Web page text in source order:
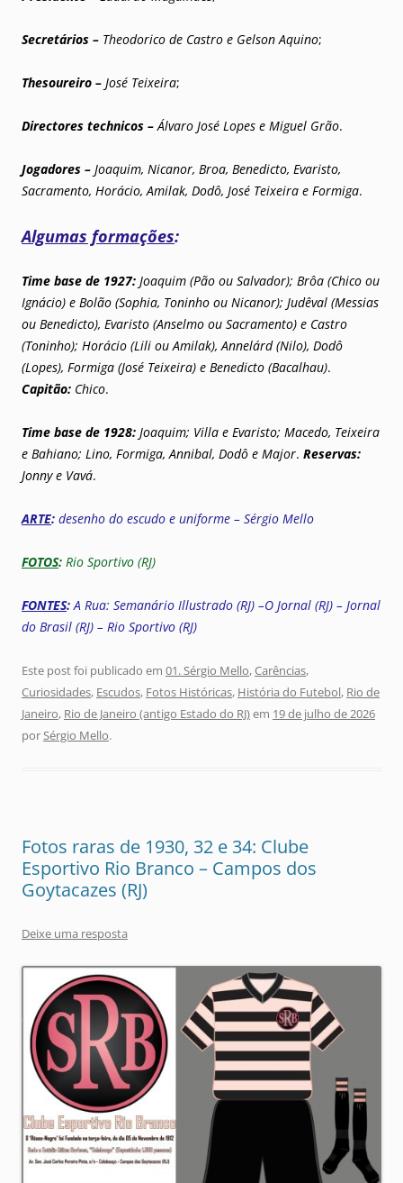
Secretários – Theodorico de Castro e Gelson Aquino;
Thesoureiro – José Teixeira;
Directores technicos –Álvaro José Lopes e Miguel Grão.
Jogadores – Joaquim, Nicanor, Broa, Benedicto, Evaristo,
Sacramento, Horácio, Amilak, Dodô, José Teixeira e Formiga.
Algumas formações:
Time base de 1927: Joaquim (Pão ou Salvador); Brôa (Chico ou
Ignácio) e Bolão (Sophia, Toninho ou Nicanor); Judêval (Messias
ou Benedicto), Evaristo (Anselmo ou Sacramento) e Castro
(Toninho); Horácio (Lili ou Amilak), Annelárd (Nilo), Dodô
(Lopes), Formiga (José Teixeira) e Benedicto (Bacalhau).
Capitão: Chico.
Time base de 1928: Joaquim; Villa e Evaristo; Macedo, Teixeira
e Bahiano; Lino, Formiga, Annibal, Dodô e Major. Reservas:
Jonny e Vavá.
ARTE: desenho do escudo e uniforme – Sérgio Mello
FOTOS: Rio Sportivo (RJ)
FONTES:A Rua: Semanário Illustrado (RJ) –O Jornal (RJ) – Jornal
do Brasil (RJ) – Rio Sportivo (RJ)
Este post foi publicado em 01. Sérgio Mello,Carências,
Curiosidades, Escudos, Fotos Históricas, História do Futebol, Rio de
Janeiro, Rio de Janeiro (antigo Estado do RJ)em 19 de julho de 2026
porSérgio Mello.
Fotos raras de 1930, 32 e 34: Clube
Esportivo Rio Branco – Campos dos
Goytacazes (RJ)
Deixe uma resposta